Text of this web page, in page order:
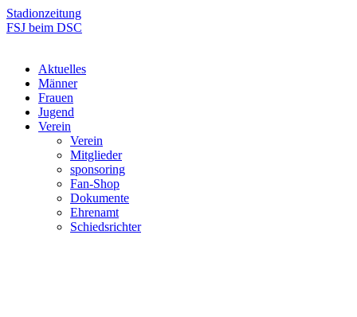
Zum
Inhalt
Stadionzeitung
FSJ beim DSC
Aktuelles
Männer
Frauen
Jugend
Verein
Verein
Mitglieder
sponsoring
Fan-Shop
Dokumente
Ehrenamt
Schiedsrichter